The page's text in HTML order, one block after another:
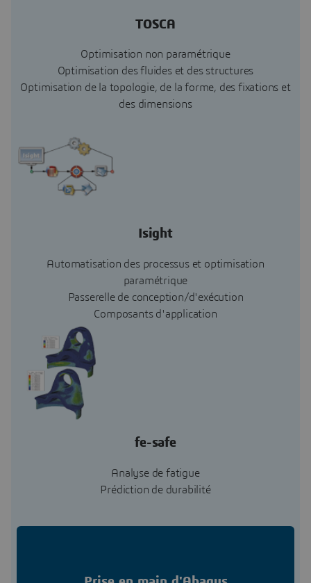
TOSCA
Optimisation non paramétrique
Optimisation des fluides et des structures
Optimisation de la topologie, de la forme, des fixations et
des dimensions
Isight
Automatisation des processus et optimisation
paramétrique
Passerelle de conception/d'exécution
Composants d'application
fe-safe
Analyse de fatigue
Prédiction de durabilité